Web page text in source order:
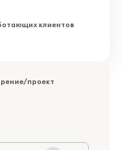
клиентов
проект